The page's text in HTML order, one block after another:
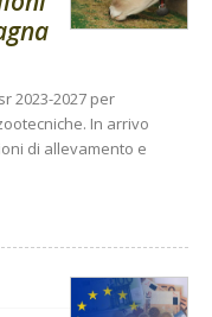
2023-2027 per
In arrivo
di allevamento e